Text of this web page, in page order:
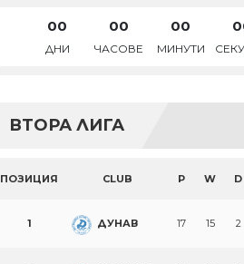
00
ДНИ
00
ЧАСОВЕ
00
МИНУТИ
ВТОРА ЛИГА
ПОЗИЦИЯ CLUB P W D
1 ДУНАВ 17 15 2